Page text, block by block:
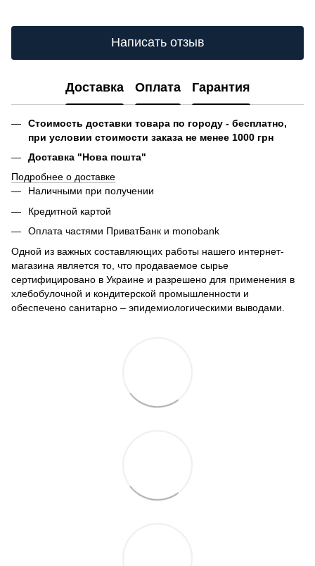
Написать отзыв
Доставка Оплата Гарантия
Стоимость доставки товара по городу - бесплатно,
при условии стоимости заказа не менее 1000 грн
Доставка "Нова пошта"
Подробнее о доставке
Наличными при получении
Кредитной картой
Оплата частями ПриватБанк и monobank
Одной из важных составляющих работы нашего интернет-
магазина является то, что продаваемое сырье
сертифицировано в Украине и разрешено для применения в
хлебобулочной и кондитерской промышленности и
обеспечено санитарно – эпидемиологическими выводами.